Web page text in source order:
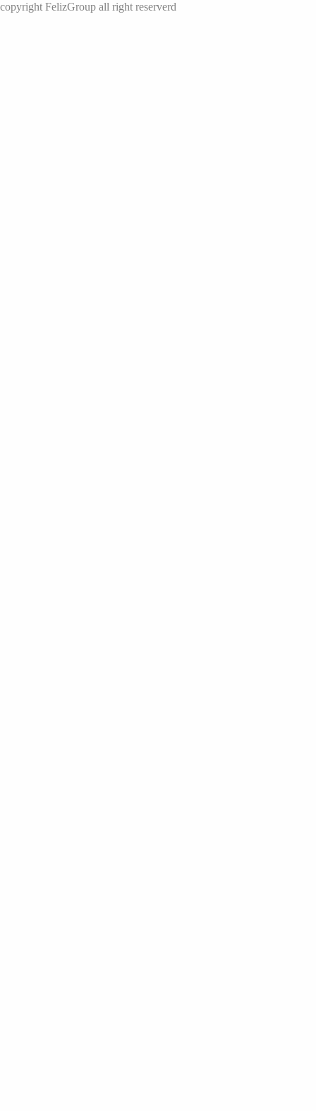
copyright FelizGroup all right reserverd